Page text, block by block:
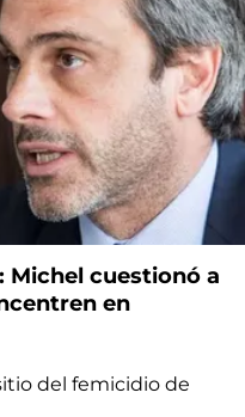
Michel cuestionó a
en